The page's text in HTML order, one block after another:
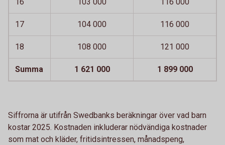
17 104 000 116 000
18 108 000 121 000
Summa 1 621 000 1 899 000
Siffrorna är utifrån Swedbanks beräkningar över vad barn
kostar 2025. Kostnaden inkluderar nödvändiga kostnader
som mat och kläder, fritidsintressen, månadspeng,